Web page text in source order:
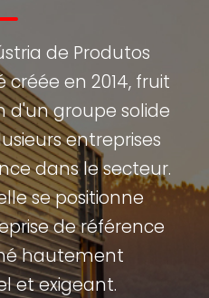
de Produtos
créée en 2014, fruit
d'un groupe solide
entreprises
dans le secteur.
se positionne
de référence
hautement
et exigeant.